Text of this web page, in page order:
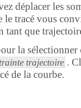
déplacer les
tracé vous
tant que
la sélectionner
trajectoire .
de la courbe.